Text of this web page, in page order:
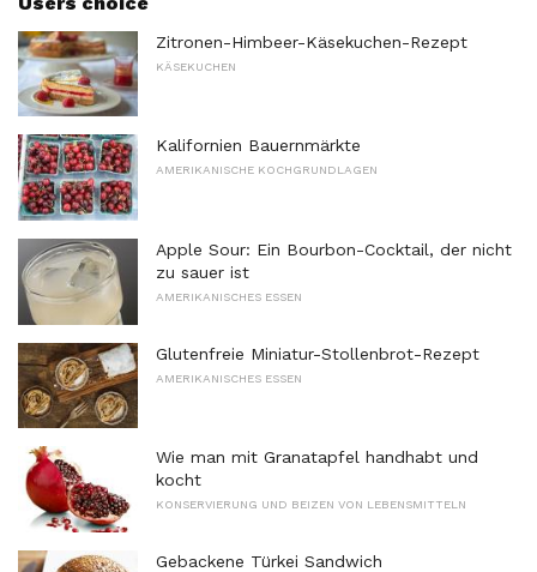
Zitronen-Himbeer-Käsekuchen-Rezept
KÄSEKUCHEN
Kalifornien Bauernmärkte
AMERIKANISCHE KOCHGRUNDLAGEN
Apple Sour: Ein Bourbon-Cocktail, der nicht
zu sauer ist
AMERIKANISCHES ESSEN
Glutenfreie Miniatur-Stollenbrot-Rezept
AMERIKANISCHES ESSEN
Wie man mit Granatapfel handhabt und
kocht
KONSERVIERUNG UND BEIZEN VON LEBENSMITTELN
Gebackene Türkei Sandwich